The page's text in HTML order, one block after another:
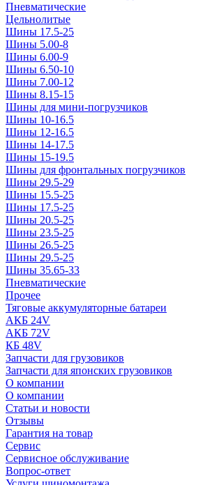
Пневматические
Цельнолитые
Шины 17.5-25
Шины 5.00-8
Шины 6.00-9
Шины 6.50-10
Шины 7.00-12
Шины 8.15-15
Шины для мини-погрузчиков
Шины 10-16.5
Шины 12-16.5
Шины 14-17.5
Шины 15-19.5
Шины для фронтальных погрузчиков
Шины 29.5-29
Шины 15.5-25
Шины 17.5-25
Шины 20.5-25
Шины 23.5-25
Шины 26.5-25
Шины 29.5-25
Шины 35.65-33
Пневматические
Прочее
Тяговые аккумуляторные батареи
АКБ 24V
АКБ 72V
КБ 48V
Запчасти для грузовиков
Запчасти для японских грузовиков
О компании
О компании
Статьи и новости
Отзывы
Гарантия на товар
Сервис
Сервисное обслуживание
Вопрос-ответ